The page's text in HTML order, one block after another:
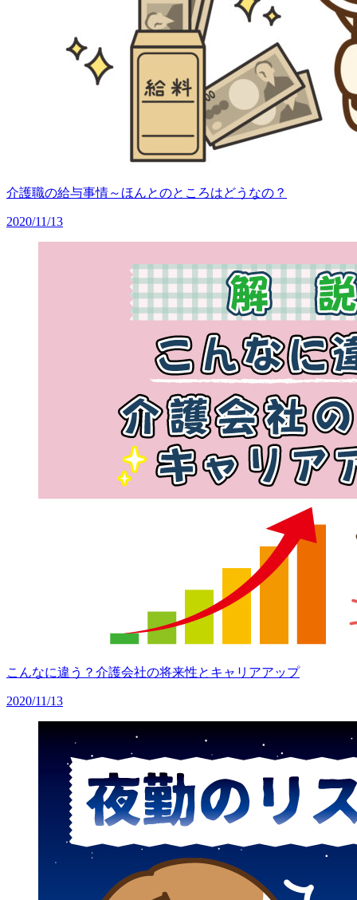
介護職の給与事情～ほんとのところはどうなの？
2020/11/13
こんなに違う？介護会社の将来性とキャリアアップ
2020/11/13